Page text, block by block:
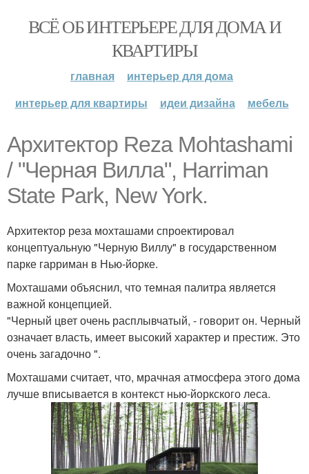
ВСЁ ОБ ИНТЕРЬЕРЕ ДЛЯ ДОМА И
КВАРТИРЫ
главная
интерьер для дома
интерьер для квартиры
идеи дизайна мебель
Архитектор Reza Mohtashami
/ "Черная Вилла", Harriman
State Park, New York.
Архитектор реза мохташами спроектировал
концептуальную "Черную Виллу" в государственном
парке гарриман в Нью-йорке.
Мохташами объяснил, что темная палитра является
важной концепцией.
"Черный цвет очень расплывчатый, - говорит он. Черный
означает власть, имеет высокий характер и престиж. Это
очень загадочно ".
Мохташами считает, что, мрачная атмосфера этого дома
лучше вписывается в контекст нью-йоркского леса.